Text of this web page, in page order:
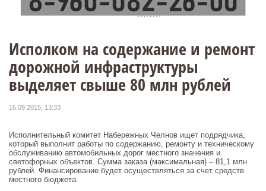
Исполком на содержание и ремонт
дорожной инфраструктуры
выделяет свыше 80 млн рублей
16.09.2015, 13:33
Исполнительный комитет Набережных Челнов ищет подрядчика,
который выполнит работы по содержанию, ремонту и техническому
обслуживанию автомобильных дорог местного значения и
светофорных объектов. Сумма заказа (максимальная) – 81,1 млн
рублей. Финансирование будет осуществляться за счет средств
местного бюджета.